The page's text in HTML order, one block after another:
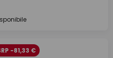
-81,33 €